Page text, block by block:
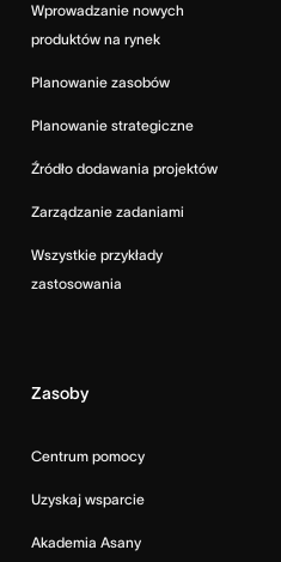
Wprowadzanie nowych
produktów na rynek
Planowanie zasobów
Planowanie strategiczne
Źródło dodawania projektów
Zarządzanie zadaniami
Wszystkie przykłady
zastosowania
Zasoby
Centrum pomocy
Uzyskaj wsparcie
Akademia Asany